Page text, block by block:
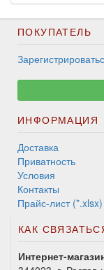
ПОКУПАТЕЛЬ
ИНФОРМАЦИЯ
Доставка
Приватность
Условия
Контакты
Прайс-лист (*.xlsx)
КАК
Интернет-